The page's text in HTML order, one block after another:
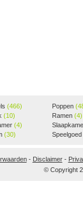
(466)
(10)
(4)
(30)
Poppen
Ramen (4)
Speelgoed
- Disclaimer-
© Copyright